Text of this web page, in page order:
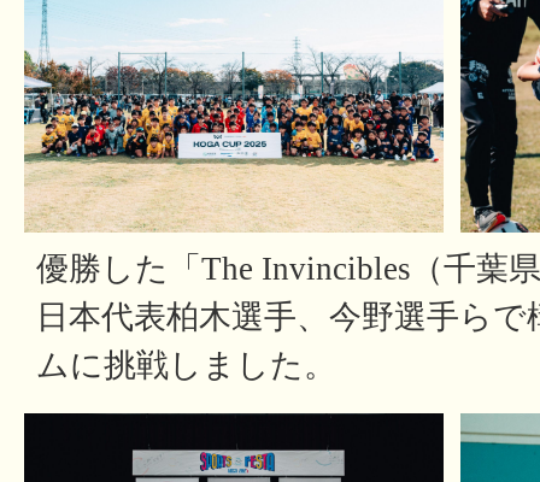
優勝した「The Invincibles（千葉
日本代表柏木選手、今野選手ら
ムに挑戦しました。